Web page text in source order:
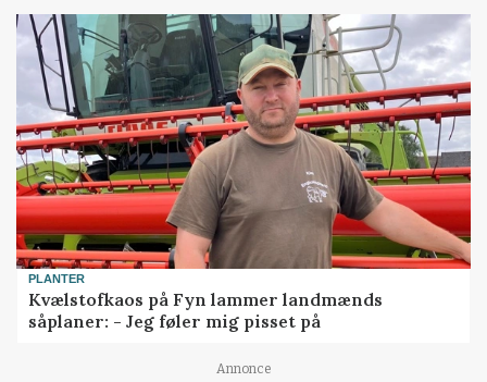
PLANTER
Kvælstofkaos på Fyn lammer landmænds
såplaner: - Jeg føler mig pisset på
Annonce